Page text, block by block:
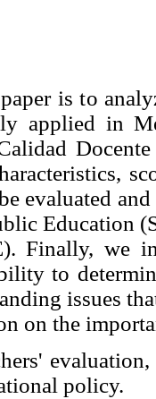
is to
applied in
evaluated
Education
Finally, we
to
issues
on the
policy.